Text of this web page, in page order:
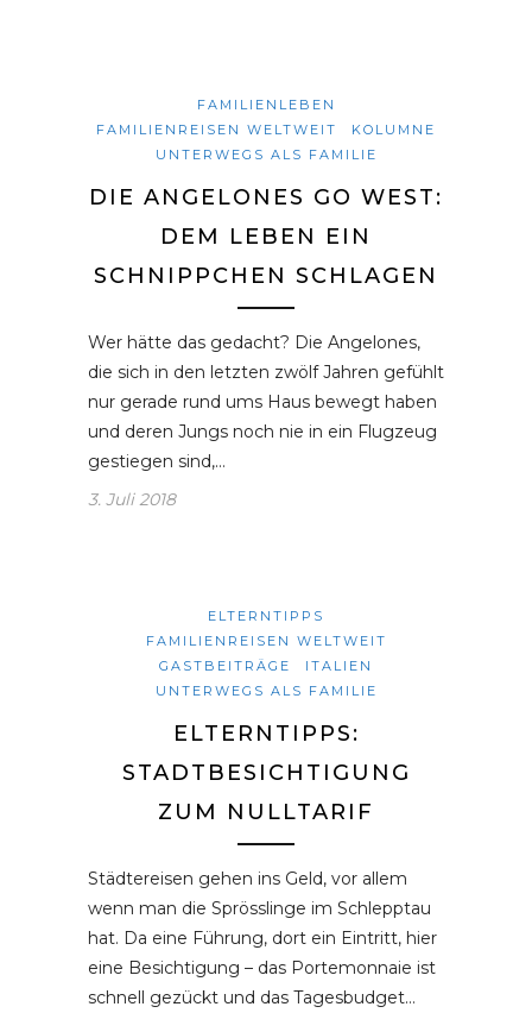
FAMILIENLEBEN
FAMILIENREISEN WELTWEIT
KOLUMNE
UNTERWEGS ALS FAMILIE
DIE ANGELONES GO WEST:
DEM LEBEN EIN
SCHNIPPCHEN SCHLAGEN
Wer hätte das gedacht? Die Angelones,
die sich in den letzten zwölf Jahren gefühlt
nur gerade rund ums Haus bewegt haben
und deren Jungs noch nie in ein Flugzeug
gestiegen sind,…
3. Juli 2018
ELTERNTIPPS
FAMILIENREISEN WELTWEIT
GASTBEITRÄGE
ITALIEN
UNTERWEGS ALS FAMILIE
ELTERNTIPPS:
STADTBESICHTIGUNG
ZUM NULLTARIF
Städtereisen gehen ins Geld, vor allem
wenn man die Sprösslinge im Schlepptau
hat. Da eine Führung, dort ein Eintritt, hier
eine Besichtigung – das Portemonnaie ist
schnell gezückt und das Tagesbudget…